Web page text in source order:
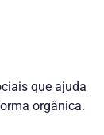
que ajuda
orgânica.